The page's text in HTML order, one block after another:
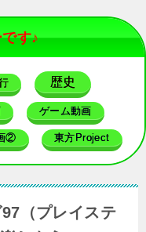
す♪
歴史
ゲーム動画
② 東方Project
（プレイステ